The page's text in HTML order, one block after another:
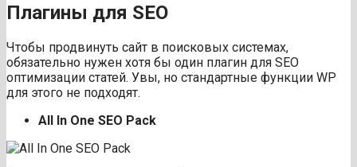
Плагины для SEO
Чтобы продвинуть сайт в поисковых системах,
обязательно нужен хотя бы один плагин для SEO
оптимизации статей. Увы, но стандартные функции WP
для этого не подходят.
All In One SEO Pack